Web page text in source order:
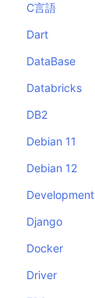
C言語
Dart
DataBase
Databricks
DB2
Debian 11
Debian 12
Development
Django
Docker
Driver